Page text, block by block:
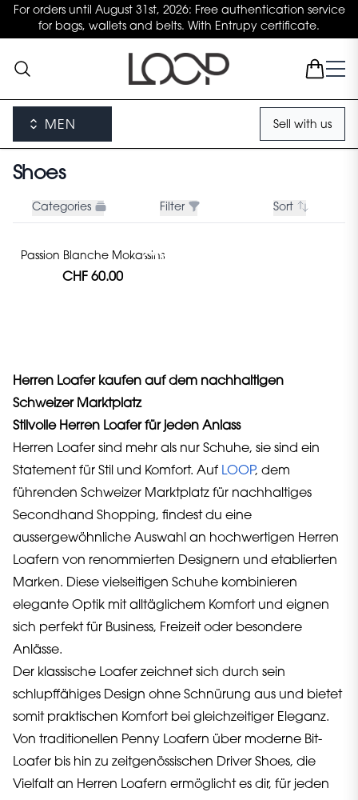
For orders until August 31st, 2026: Free authentication service
for bags, wallets and belts. With Entrupy certificate.
MEN Sell with us
Shoes
Categories Filter Sort
Passion Blanche Mokassins
CHF 60.00
Herren Loafer kaufen auf dem nachhaltigen
Schweizer Marktplatz
Stilvolle Herren Loafer für jeden Anlass
Herren Loafer sind mehr als nur Schuhe, sie sind ein
Statement für Stil und Komfort. Auf LOOP, dem
führenden Schweizer Marktplatz für nachhaltiges
Secondhand Shopping, findest du eine
aussergewöhnliche Auswahl an hochwertigen Herren
Loafern von renommierten Designern und etablierten
Marken. Diese vielseitigen Schuhe kombinieren
elegante Optik mit alltäglichem Komfort und eignen
sich perfekt für Business, Freizeit oder besondere
Anlässe.
Der klassische Loafer zeichnet sich durch sein
schlupffähiges Design ohne Schnürung aus und bietet
somit praktischen Komfort bei gleichzeitiger Eleganz.
Von traditionellen Penny Loafern über moderne Bit-
Loafer bis hin zu zeitgenössischen Driver Shoes, die
Vielfalt an Herren Loafern ermöglicht es dir, für jeden